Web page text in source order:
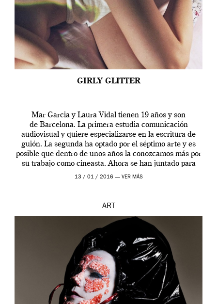
GIRLY GLITTER
Mar Garcia y Laura Vidal tienen 19 años y son
de Barcelona. La primera estudia comunicación
audiovisual y quiere especializarse en la escritura de
guión. La segunda ha optado por el séptimo arte y es
posible que dentro de unos años la conozcamos más por
su trabajo como cineasta. Ahora se han juntado para
contarnos una […]
13 / 01 / 2016 — VER MÁS
ART